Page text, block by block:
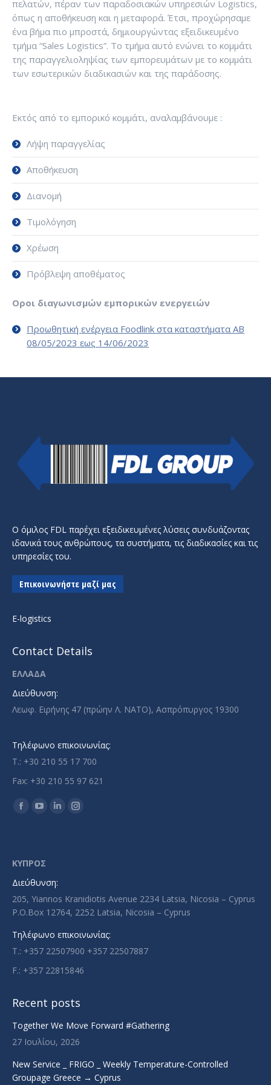
πελατών, πέραν των παραδοσιακών υπηρεσιών Logistics,
όπως η αποθήκευση και η μεταφορά. Έτσι, προχώρησαμε
ένα βήμα πιο μπροστά, δημιουργώντας εξειδικευμένο
τμήμα “Sales Logistics”. Το τμήμα αυτό ενώνει το κομμάτι
της παραγγελιοληψίας των εμπορευμάτων με το κομμάτι
των εσωτερικών διαδικασιών και της παράδοσης.
Εκτός από το εμπορικό κομμάτι, αναλαμβάνουμε :
Λήψη παραγγελίας
Αποθήκευση
Διανομή
Τιμολόγηση
Χρέωση
Πρόβλεψη αποθέματος
Oροι διαγωνισμών εμπορικών ενεργειών
Προωθητική ενέργεια Foodlink στα καταστήματα ΑΒ
08/05/2023 εως 14/06/2023
Ο όμιλος FDL παρέχει εξειδικευμένες λύσεις συνδυάζοντας
ιδανικά τους ανθρώπους, τα συστήματα, τις διαδικασίες και τις
υπηρεσίες του.
Επικοινωνήστε μαζί μας
E-logistics
Contact Details
ΕΛΛΑΔΑ
Διεύθυνση:
Λεωφ. Ειρήνης 47 (πρώην Λ. ΝΑΤΟ), Ασπρόπυργος 19300
Τηλέφωνο επικοινωνίας:
T.: +30 210 55 17 700
Fax: +30 210 55 97 621
Find us on:
Facebook
in
new
YouTube
in
window
LinkedinInstagram
ΚΥΠΡΟΣ
Διεύθυνση:
205, Yiannos Kranidiotis Avenue 2234 Latsia, Nicosia – Cyprus
P.O.Box 12764, 2252 Latsia, Nicosia – Cyprus
Τηλέφωνο επικοινωνίας:
T.: +357 22507900 +357 22507887
F.: +357 22815846
Recent posts
Together We Move Forward #Gathering
27 Ιουλίου, 2026
New Service _ FRIGO _ Weekly Temperature-Controlled
Groupage Greece → Cyprus